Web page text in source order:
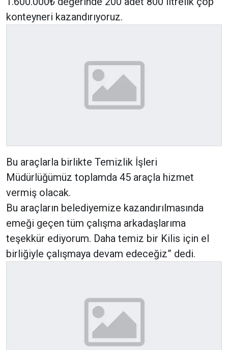
konteyneri kazandırıyoruz.
Bu araçlarla birlikte Temizlik İşleri
Müdürlüğümüz toplamda 45 araçla hizmet
vermiş olacak.
Bu araçların belediyemize kazandırılmasında
emeği geçen tüm çalışma arkadaşlarıma
teşekkür ediyorum. Daha temiz bir Kilis için el
birliğiyle çalışmaya devam edeceğiz” dedi.